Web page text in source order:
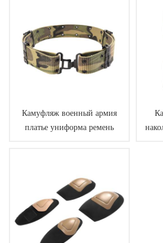
Камуфляж военный армия
платье униформа ремень